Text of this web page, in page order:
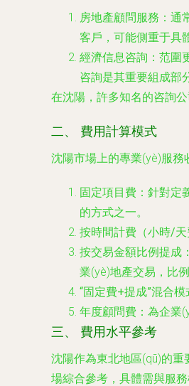
房地產顧問服務 ：
客戶，可能側重于具
經濟信息咨詢 ：范
咨詢是其重要組成部
在沈陽，許多知名的咨詢
二、 費用計算模式
沈陽市場上的專業(yè)服務
固定項目費 ：針對
的方式之一。
按時間計費（小時/天
按交易金額比例提成
業(yè)地產交易，比
“固定費+提成”混合模
年度顧問費 ：為企業
三、 費用水平參考
沈陽作為東北地區(qū)的
場綜合參考，具體需與服務